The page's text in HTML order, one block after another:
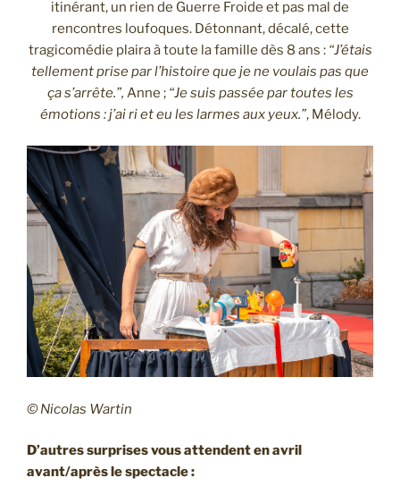
itinérant, un rien de Guerre Froide et pas mal de
rencontres loufoques. Détonnant, décalé, cette
tragicomédie plaira à toute la famille dès 8 ans : “J’étais
tellement prise par l’histoire que je ne voulais pas que
ça s’arrête.”, Anne ; “Je suis passée par toutes les
émotions : j’ai ri et eu les larmes aux yeux.”, Mélody.
© Nicolas Wartin
D’autres surprises vous attendent en avril
avant/après le spectacle :